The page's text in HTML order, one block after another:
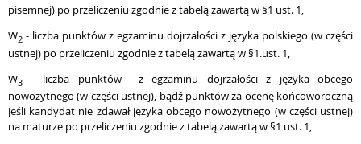
pisemnej) po przeliczeniu zgodnie z tabelą zawartą w §1 ust. 1,
W2 - liczba punktów z egzaminu dojrzałości z języka polskiego (w części
ustnej) po przeliczeniu zgodnie z tabelą zawartą w §1.ust. 1,
W3 - liczba punktów z egzaminu dojrzałości z języka obcego
nowożytnego (w części ustnej), bądź punktów za ocenę końcoworoczną
jeśli kandydat nie zdawał języka obcego nowożytnego (w części ustnej)
na maturze po przeliczeniu zgodnie z tabelą zawartą w §1 ust. 1,